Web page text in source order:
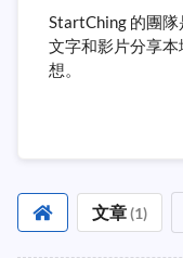
StartChing 的團
文字和影片分享
想。
文章(1)